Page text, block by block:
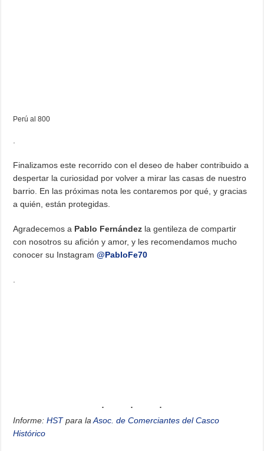
Perú al 800
Finalizamos este recorrido con el deseo de haber contribuido a
despertar la curiosidad por volver a mirar las casas de nuestro
barrio. En las próximas nota les contaremos por qué, y gracias
a quién, están protegidas.
Agradecemos a Pablo Fernández la gentileza de compartir
con nosotros su afición y amor, y les recomendamos mucho
conocer su Instagram@PabloFe70
Informe:HSTpara laAsoc. de Comerciantes del Casco
Histórico